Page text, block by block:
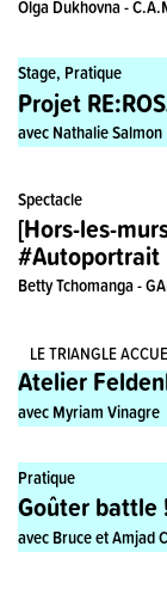
Olga Dukhovna -
Stage, Pratique
Projet
avec Nathalie Salmon
Spectacle
[Hors-les-
#Autoportrait
Betty Tchomanga -
LE TRIANGLE
Stage, Pratique
Atelier
avec Myriam Vinagre
Pratique
Goûter battle
avec Bruce et Amjad